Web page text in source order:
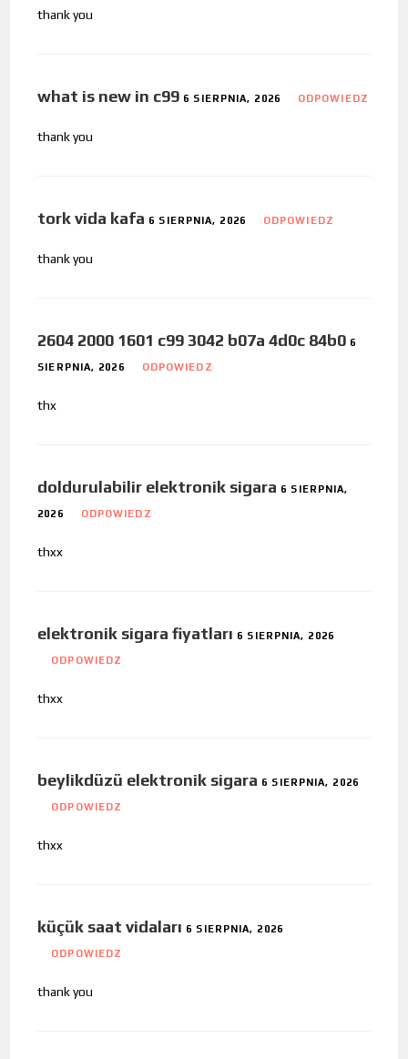
thank you
what is new in c99 6 SIERPNIA, 2026 ODPOWIEDZ
thank you
tork vida kafa 6 SIERPNIA, 2026 ODPOWIEDZ
thank you
2604 2000 1601 c99 3042 b07a 4d0c 84b0 6
SIERPNIA, 2026 ODPOWIEDZ
thx
doldurulabilir elektronik sigara 6 SIERPNIA,
2026 ODPOWIEDZ
thxx
elektronik sigara fiyatları 6 SIERPNIA, 2026
ODPOWIEDZ
thxx
beylikdüzü elektronik sigara 6 SIERPNIA, 2026
ODPOWIEDZ
thxx
küçük saat vidaları 6 SIERPNIA, 2026
ODPOWIEDZ
thank you